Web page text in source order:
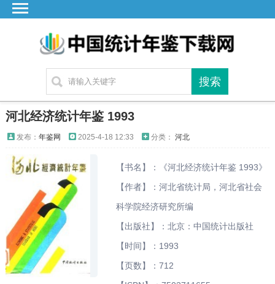
江苏
云南
江西
安徽
福建
海南
河北经济统计年鉴 1993
发布： 年鉴网 2025-4-18 12:33 分类： 河北
【书名】：《河北经济统计年鉴 1993》
【作者】：河北省统计局，河北省社会
科学院经济研究所编
【出版社】：北京：中国统计出版社
【时间】：1993
【页数】：712